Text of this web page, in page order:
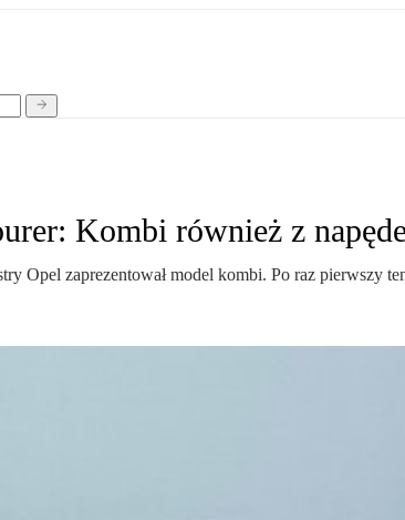
Kombi również z
Opel zaprezentował model kombi. Po raz pierwszy